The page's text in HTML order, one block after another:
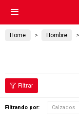

Home Hombre
Filtrando por: Calzados